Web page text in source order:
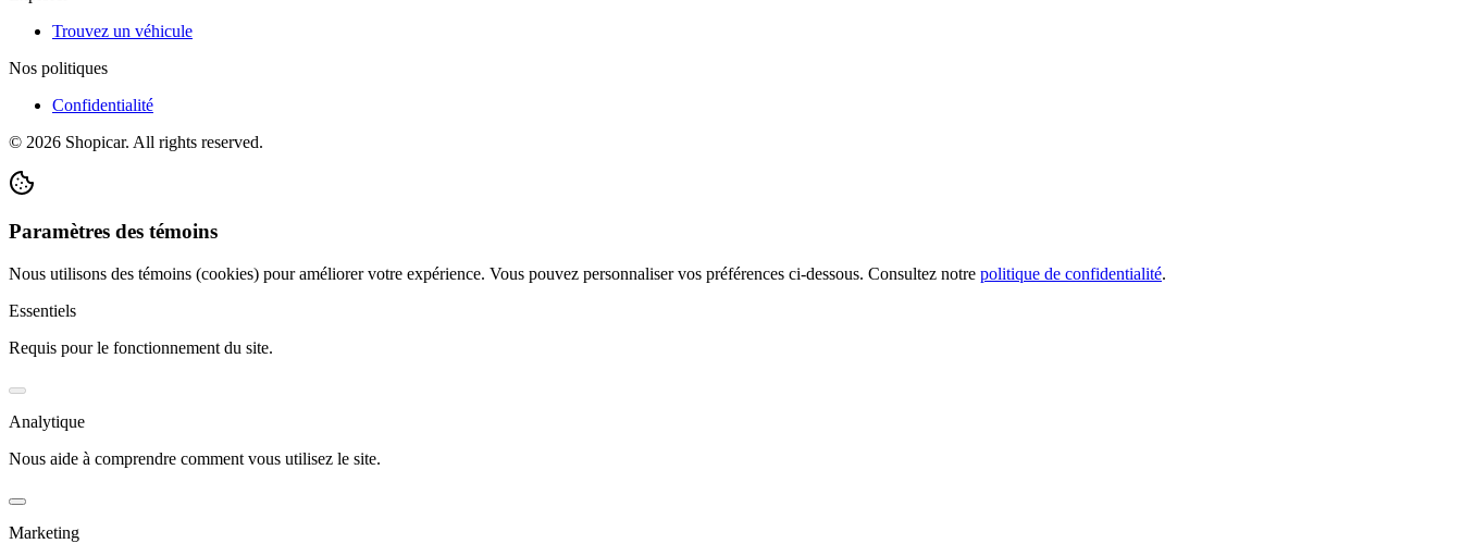
Trouvez un véhicule
Nos politiques
Confidentialité
© 2026 Shopicar. All rights reserved.
Paramètres des témoins
Nous utilisons des témoins (cookies) pour améliorer votre expérience. Vous pouvez personnaliser vos préférences ci-dessous. Consultez notre politique de confidentialité.
Essentiels
Requis pour le fonctionnement du site.
Analytique
Nous aide à comprendre comment vous utilisez le site.
Marketing